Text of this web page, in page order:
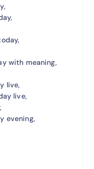
with meaning,
live,
live,
evening,